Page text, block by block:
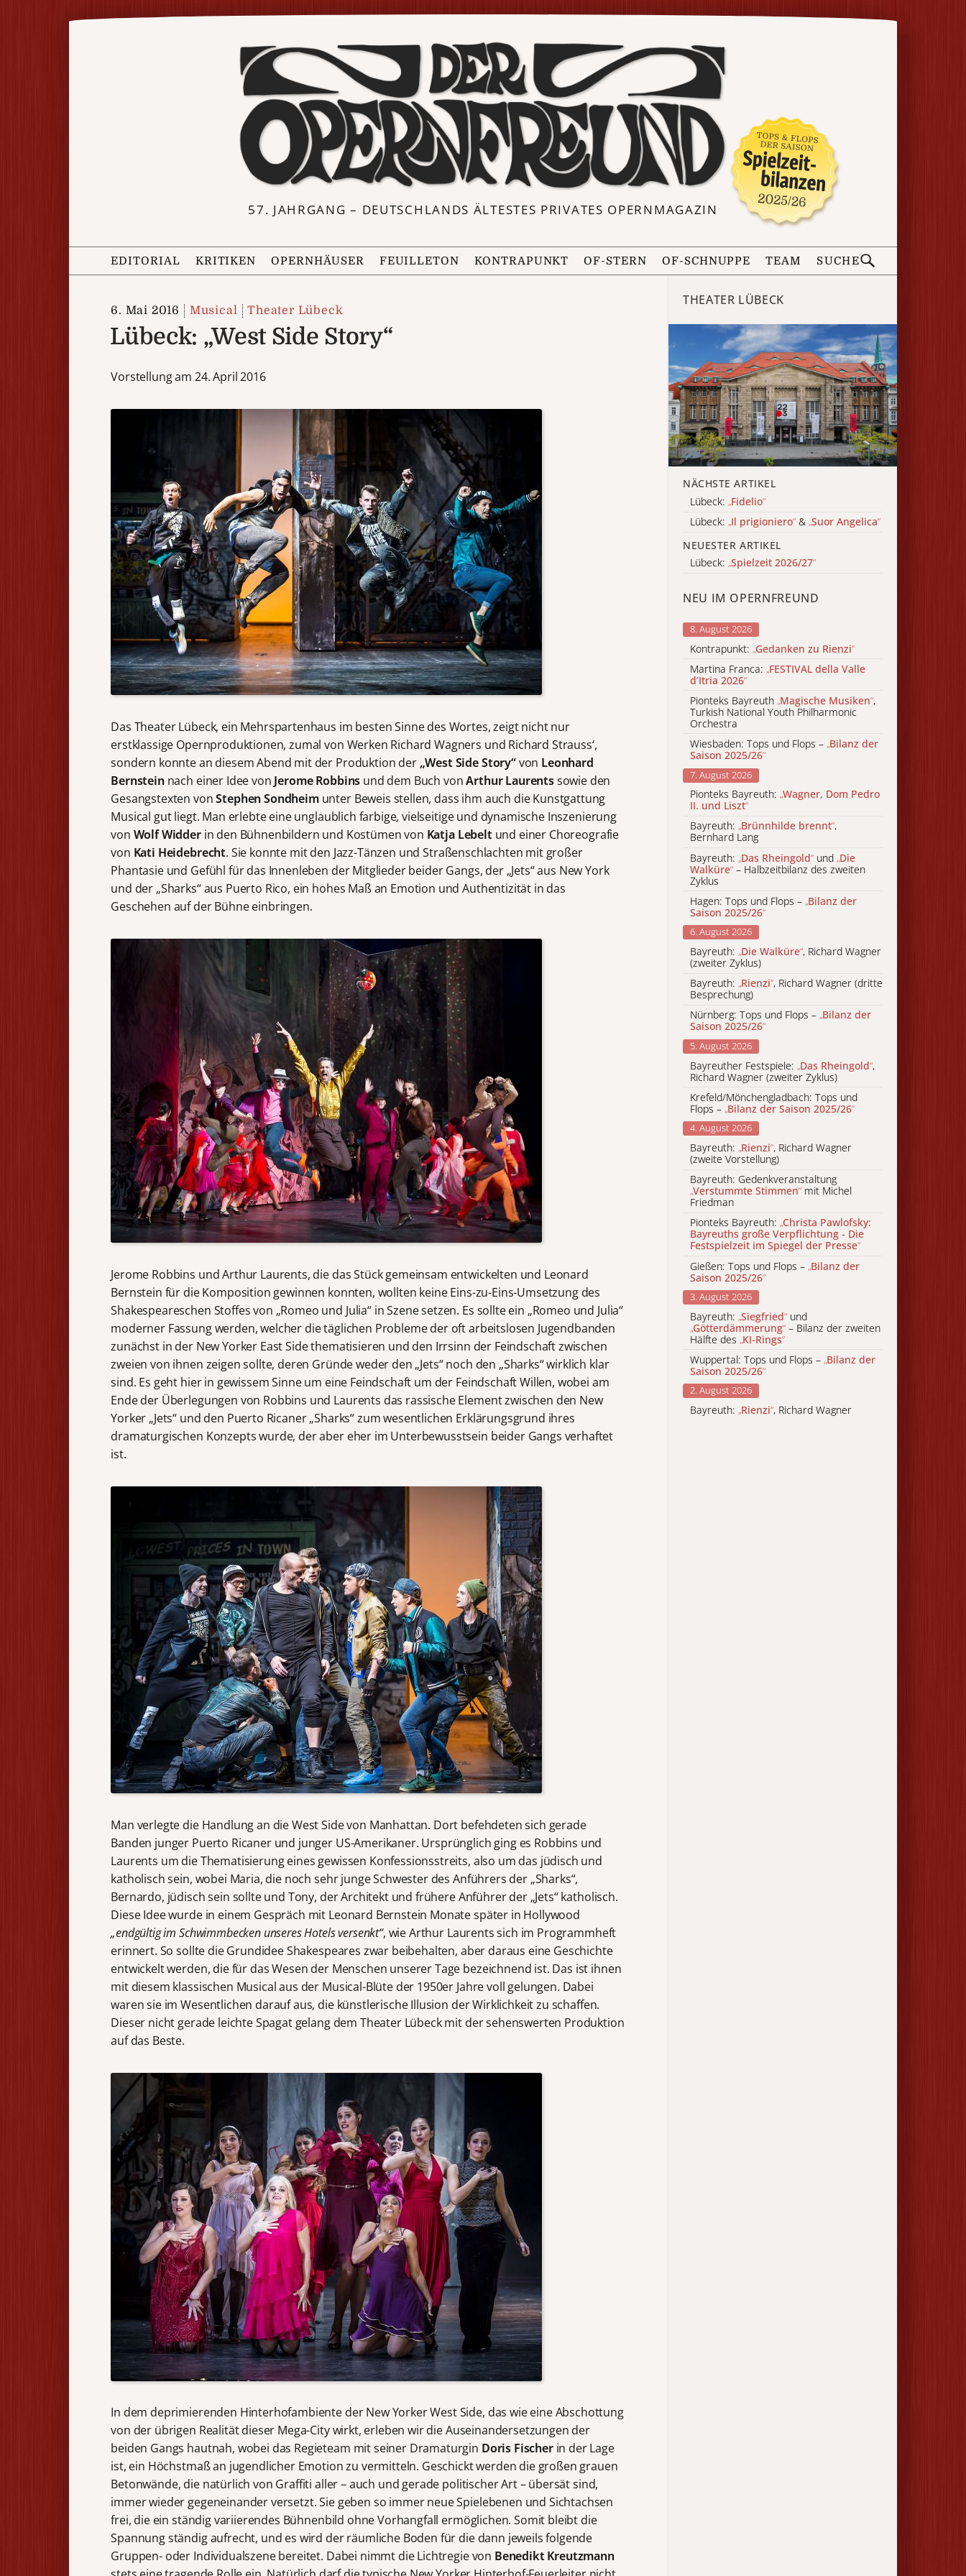
57. JAHRGANG – DEUTSCHLANDS ÄLTESTES PRIVATES OPERNMAGAZIN
EDITORIAL KRITIKEN OPERNHÄUSER FEUILLETON KONTRAPUNKT OF-STERN OF-SCHNUPPE TEAM SUCHE
6. Mai 2016 Musical Theater Lübeck
Lübeck: „West Side Story“
Vorstellung am 24. April 2016
Das Theater Lübeck, ein Mehrspartenhaus im besten Sinne des Wortes, zeigt nicht nur
erstklassige Opernproduktionen, zumal von Werken Richard Wagners und Richard Strauss‘,
sondern konnte an diesem Abend mit der Produktion der „West Side Story“von Leonhard
Bernsteinnach einer Idee von Jerome Robbins und dem Buch vonArthur Laurentssowie den
Gesangstexten vonStephen Sondheimunter Beweis stellen, dass ihm auch die Kunstgattung
Musical gut liegt. Man erlebte eine unglaublich farbige, vielseitige und dynamische Inszenierung
von Wolf Widderin den Bühnenbildern und Kostümen von Katja Lebelt und einer Choreografie
von Kati Heidebrecht. Sie konnte mit den Jazz-Tänzen und Straßenschlachten mit großer
Phantasie und Gefühl für das Innenleben der Mitglieder beider Gangs, der „Jets“ aus New York
und der „Sharks“ aus Puerto Rico, ein hohes Maß an Emotion und Authentizität in das
Geschehen auf der Bühne einbringen.
Jerome Robbins und Arthur Laurents, die das Stück gemeinsam entwickelten und Leonard
Bernstein für die Komposition gewinnen konnten, wollten keine Eins-zu-Eins-Umsetzung des
Shakespeareschen Stoffes von „Romeo und Julia“ in Szene setzen. Es sollte ein „Romeo und Julia“
moderner Fassung werden, welcher die täglichen Probleme der oft arbeitslosen Jugendbanden
zunächst in der New Yorker East Side thematisieren und den Irrsinn der Feindschaft zwischen
zweien von ihnen zeigen sollte, deren Gründe weder den „Jets“ noch den „Sharks“ wirklich klar
sind. Es geht hier in gewissem Sinne um eine Feindschaft um der Feindschaft Willen, wobei am
Ende der Überlegungen von Robbins und Laurents das rassische Element zwischen den New
Yorker „Jets“ und den Puerto Ricaner „Sharks“ zum wesentlichen Erklärungsgrund ihres
dramaturgischen Konzepts wurde, der aber eher im Unterbewusstsein beider Gangs verhaftet
ist.
Man verlegte die Handlung an die West Side von Manhattan. Dort befehdeten sich gerade
Banden junger Puerto Ricaner und junger US-Amerikaner. Ursprünglich ging es Robbins und
Laurents um die Thematisierung eines gewissen Konfessionsstreits, also um das jüdisch und
katholisch sein, wobei Maria, die noch sehr junge Schwester des Anführers der „Sharks“,
Bernardo, jüdisch sein sollte und Tony, der Architekt und frühere Anführer der „Jets“ katholisch.
Diese Idee wurde in einem Gespräch mit Leonard Bernstein Monate später in Hollywood
„endgültig im Schwimmbecken unseres Hotels versenkt“, wie Arthur Laurents sich im Programmheft
erinnert. So sollte die Grundidee Shakespeares zwar beibehalten, aber daraus eine Geschichte
entwickelt werden, die für das Wesen der Menschen unserer Tage bezeichnend ist. Das ist ihnen
mit diesem klassischen Musical aus der Musical-Blüte der 1950er Jahre voll gelungen. Dabei
waren sie im Wesentlichen darauf aus, die künstlerische Illusion der Wirklichkeit zu schaffen.
Dieser nicht gerade leichte Spagat gelang dem Theater Lübeck mit der sehenswerten Produktion
auf das Beste.
In dem deprimierenden Hinterhofambiente der New Yorker West Side, das wie eine Abschottung
von der übrigen Realität dieser Mega-City wirkt, erleben wir die Auseinandersetzungen der
beiden Gangs hautnah, wobei das Regieteam mit seiner Dramaturgin Doris Fischerin der Lage
ist, ein Höchstmaß an jugendlicher Emotion zu vermitteln. Geschickt werden die großen grauen
Betonwände, die natürlich von Graffiti aller – auch und gerade politischer Art – übersät sind,
immer wieder gegeneinander versetzt. Sie geben so immer neue Spielebenen und Sichtachsen
frei, die ein ständig variierendes Bühnenbild ohne Vorhangfall ermöglichen. Somit bleibt die
Spannung ständig aufrecht, und es wird der räumliche Boden für die dann jeweils folgende
Gruppen- oder Individualszene bereitet. Dabei nimmt die Lichtregie von Benedikt Kreutzmann
THEATER LÜBECK
NÄCHSTE ARTIKEL
Lübeck: „Fidelio“
Lübeck: „Il prigioniero“ & „Suor Angelica“
NEUESTER ARTIKEL
Lübeck: „Spielzeit 2026/27“
NEU IM OPERNFREUND
8. August 2026
Kontrapunkt: „Gedanken zu Rienzi“
Martina Franca: „FESTIVAL della Valle
d’Itria 2026“
Pionteks Bayreuth „Magische Musiken“,
Turkish National Youth Philharmonic
Orchestra
Wiesbaden: Tops und Flops – „Bilanz der
Saison 2025/26“
7. August 2026
Pionteks Bayreuth: „Wagner, Dom Pedro
II. und Liszt“
Bayreuth: „Brünnhilde brennt“,
Bernhard Lang
Bayreuth: „Das Rheingold“ und „Die
Walküre“ – Halbzeitbilanz des zweiten
Zyklus
Hagen: Tops und Flops – „Bilanz der
Saison 2025/26“
6. August 2026
Bayreuth: „Die Walküre“, Richard Wagner
(zweiter Zyklus)
Bayreuth: „Rienzi“, Richard Wagner (dritte
Besprechung)
Nürnberg: Tops und Flops – „Bilanz der
Saison 2025/26“
5. August 2026
Bayreuther Festspiele: „Das Rheingold“,
Richard Wagner (zweiter Zyklus)
Krefeld/Mönchengladbach: Tops und
Flops – „Bilanz der Saison 2025/26“
4. August 2026
Bayreuth: „Rienzi“, Richard Wagner
(zweite Vorstellung)
Bayreuth: Gedenkveranstaltung
„Verstummte Stimmen“ mit Michel
Friedman
Pionteks Bayreuth: „Christa Pawlofsky:
Bayreuths große Verpflichtung - Die
Festspielzeit im Spiegel der Presse“
Gießen: Tops und Flops – „Bilanz der
Saison 2025/26“
3. August 2026
Bayreuth: „Siegfried“ und
„Götterdämmerung“ – Bilanz der zweiten
Hälfte des „KI-Rings“
Wuppertal: Tops und Flops – „Bilanz der
Saison 2025/26“
2. August 2026
Bayreuth: „Rienzi“, Richard Wagner